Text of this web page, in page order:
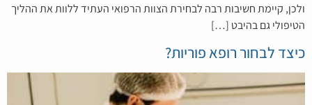
ולכן, קיימת חשיבות רבה לבחירת הצוות הרפואי העתיד ללוות את ההליך
הטיפולי גם בהיבט […]
כיצד לבחור רופא פוריות?